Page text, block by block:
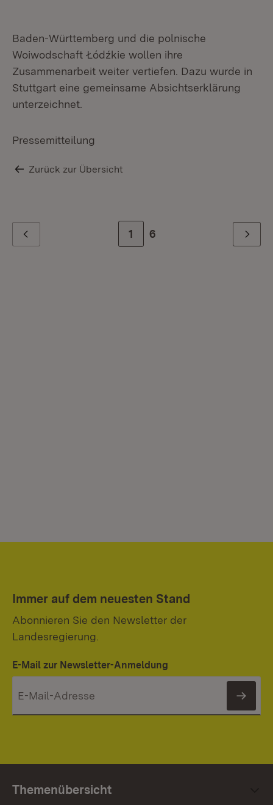
Baden-Württemberg und die polnische
Woiwodschaft Łódźkie wollen ihre
Zusammenarbeit weiter vertiefen. Dazu wurde in
Stuttgart eine gemeinsame Absichtserklärung
unterzeichnet.
Pressemitteilung
Zurück zur Übersicht
Zur Seite
1 Zur letzten Seite
6 Weiter
Immer auf dem neuesten Stand
Abonnieren Sie den Newsletter der
Landesregierung.
E-Mail zur Newsletter-Anmeldung
Themenübersicht